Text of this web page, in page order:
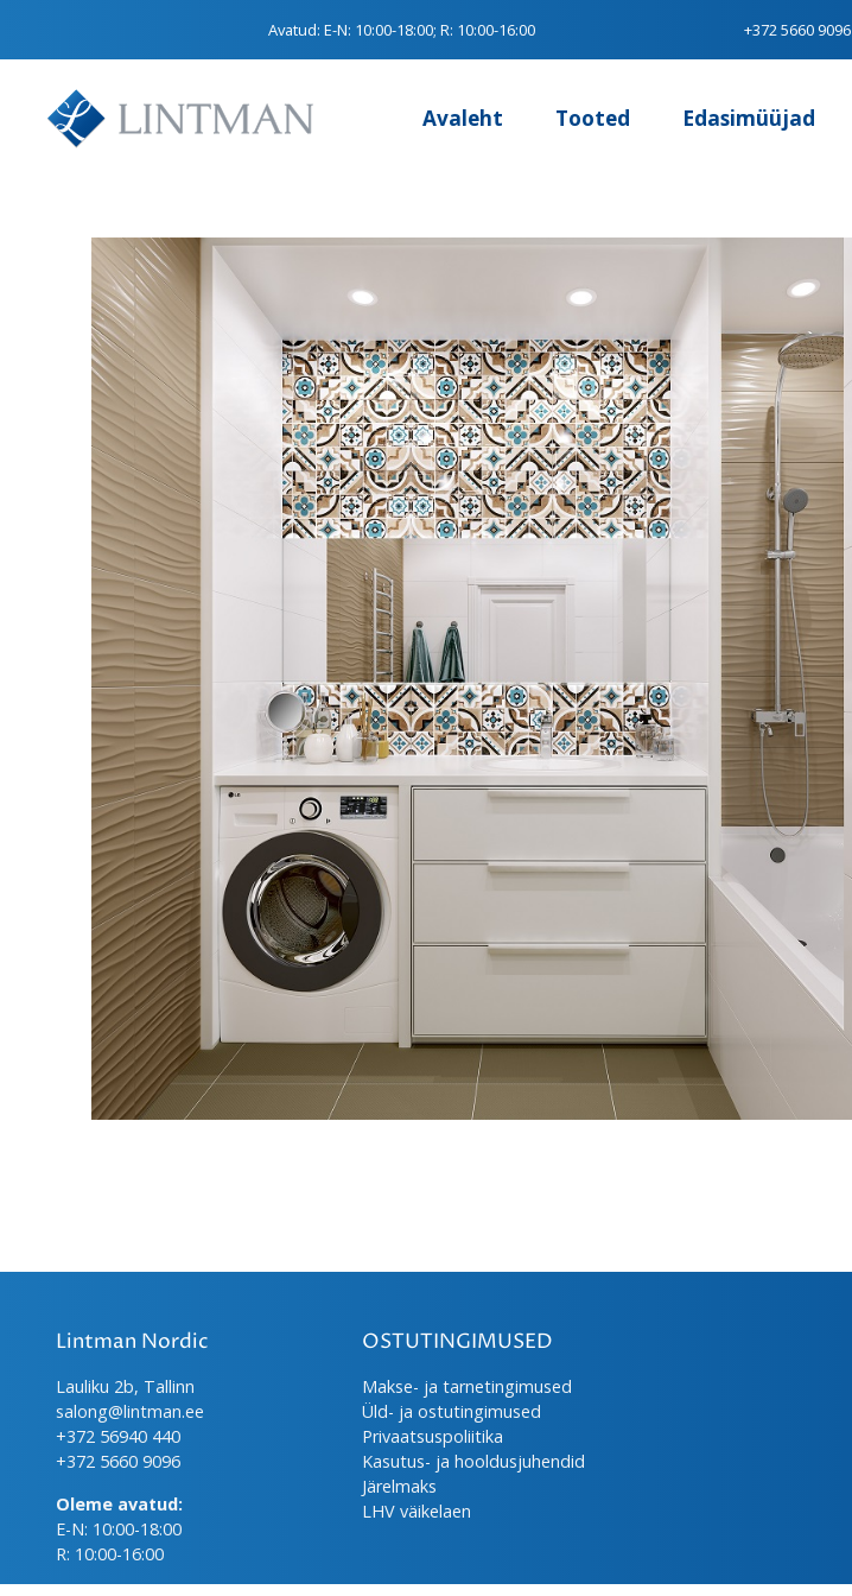
Avatud:E-N: 10:00-18:00; R: 10:00-16:00 +372 5660 9096
Avaleht Tooted Edasimüüjad
Lintman Nordic
Lauliku 2b, Tallinn
salong@lintman.ee
+372 56940 440
+372 5660 9096
Oleme avatud:
E-N: 10:00-18:00
R: 10:00-16:00
OSTUTINGIMUSED
Makse- ja tarnetingimused
Üld- ja ostutingimused
Privaatsuspoliitika
Kasutus- ja hooldusjuhendid
Järelmaks
LHV väikelaen